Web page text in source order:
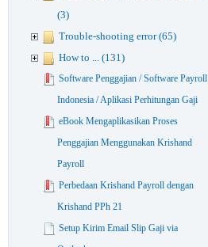
(3)
Trouble-shooting error (65)
How to ... (131)
Software Penggajian / Software Payroll
Indonesia / Aplikasi Perhitungan Gaji
eBook Mengaplikasikan Proses
Penggajian Menggunakan Krishand
Payroll
Perbedaan Krishand Payroll dengan
Krishand PPh 21
Setup Kirim Email Slip Gaji via